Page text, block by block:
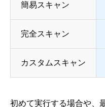
簡易スキャン
完全スキャン
カスタムスキャン
初めて実行する場合や、